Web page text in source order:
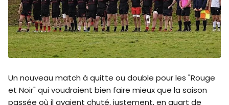
Un nouveau match à quitte ou double pour les "Rouge
et Noir" qui voudraient bien faire mieux que la saison
passée où il avaient chuté, justement, en quart de